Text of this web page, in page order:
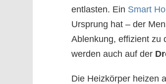
entlasten. Ein Smart
Ursprung hat – der
Ablenkung, effizient zu
werden auch auf der
Die Heizkörper heizen